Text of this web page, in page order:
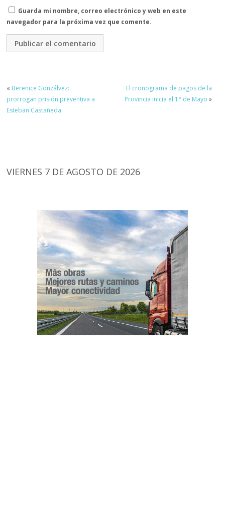
Guarda mi nombre, correo electrónico y web en este
navegador para la próxima vez que comente.
« Berenice Gonzálvez:
prorrogan prisión preventiva a
Esteban Castañeda
El cronograma de pagos de la
Provincia inicia el 1° de Mayo »
VIERNES 7 DE AGOSTO DE 2026